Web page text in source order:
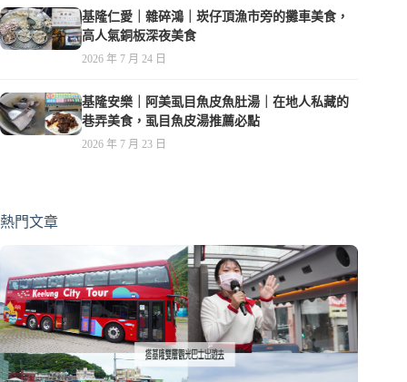
基隆仁愛｜雜碎鴻｜崁仔頂漁市旁的攤車美食，
高人氣銅板深夜美食
2026 年 7 月 24 日
基隆安樂｜阿美虱目魚皮魚肚湯｜在地人私藏的
巷弄美食，虱目魚皮湯推薦必點
2026 年 7 月 23 日
熱門文章